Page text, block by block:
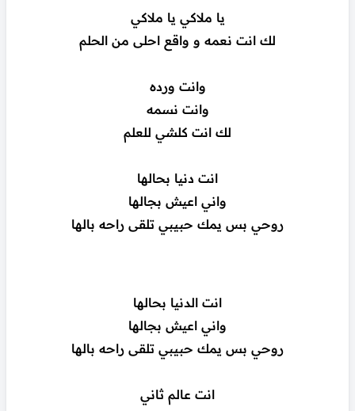
يا ملاكي يا ملاكي
لك انت نعمه و واقع احلى من الحلم
وانت ورده
وانت نسمه
لك انت كلشي للعلم
انت دنيا بحالها
واني اعيش بجالها
روحي بس يمك حبيبي تلقى راحه بالها
انت الدنيا بحالها
واني اعيش بجالها
روحي بس يمك حبيبي تلقى راحه بالها
انت عالم ثاني